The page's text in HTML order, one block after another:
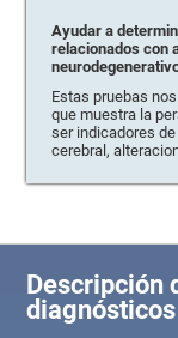
Ayudar a
relacionados con
Estas pruebas
que muestra la
ser indicadores
cerebral,
Descripción
diagnósticos